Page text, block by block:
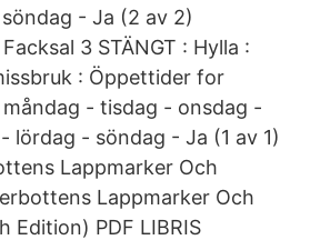
- Ja (2 av 2)
3 STÄNGT : Hylla :
: Öppettider for
- tisdag - onsdag -
lördag - söndag - Ja (1 av 1)
Lappmarker Och
Lappmarker Och
Edition) PDF LIBRIS